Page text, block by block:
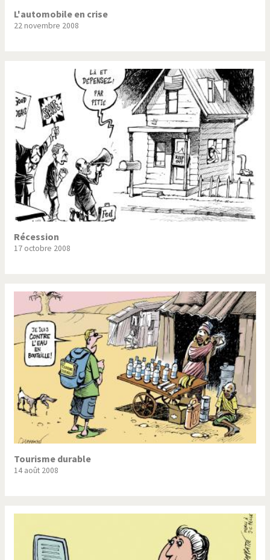
L'automobile en crise
22 novembre 2008
Récession
17 octobre 2008
Tourisme durable
14 août 2008